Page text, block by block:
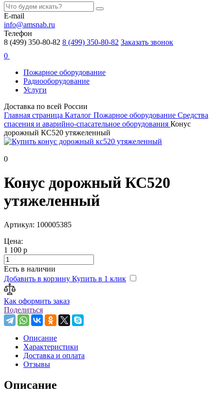
E-mail
info@amsnab.ru
Телефон
8 (499) 350-80-82 8 (499) 350-80-82 Заказать звонок
0
Пожарное оборудование
Радиооборудование
Услуги
Доставка по всей России
Главная страница Каталог Пожарное оборудование Средства
спасения и аварийно-спасательное оборудования Конус
дорожный КС520 утяжеленный
0
Конус дорожный КС520
утяжеленный
Артикул: 100005385
Цена:
1 100 р
Есть в наличии
Добавить в корзину Купить в 1 клик
Как оформить заказ
Поделиться
Описание
Характеристики
Доставка и оплата
Отзывы
Описание